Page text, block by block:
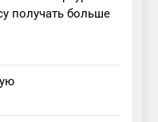
получать больше